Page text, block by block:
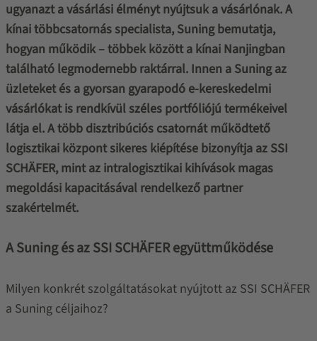
ugyanazt a vásárlási élményt nyújtsuk a vásárlónak. A
kínai többcsatornás specialista, Suning bemutatja,
hogyan működik – többek között a kínai Nanjingban
található legmodernebb raktárral. Innen a Suning az
üzleteket és a gyorsan gyarapodó e-kereskedelmi
vásárlókat is rendkívül széles portfóliójú termékeivel
látja el. A több disztribúciós csatornát működtető
logisztikai központ sikeres kiépítése bizonyítja az SSI
SCHÄFER, mint az intralogisztikai kihívások magas
megoldási kapacitásával rendelkező partner
szakértelmét.
A Suning és az SSI SCHÄFER együttműködése
Milyen konkrét szolgáltatásokat nyújtott az SSI SCHÄFER
a Suning céljaihoz?